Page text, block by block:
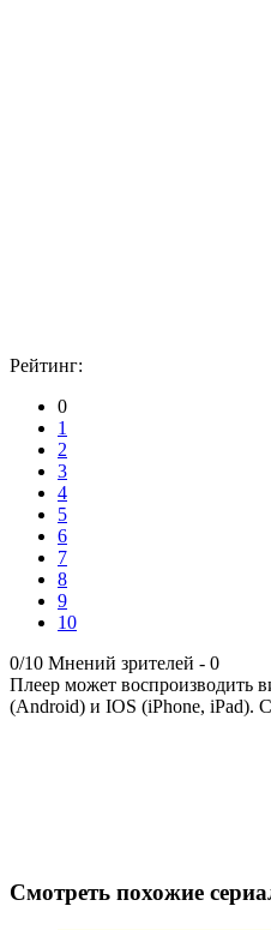
Рейтинг:
0
1
2
3
4
5
6
7
8
9
10
0/10 Мнений зрителей - 0
Плеер может воспроизводить
(Android) и IOS (iPhone, iPad).
Смотреть похожие